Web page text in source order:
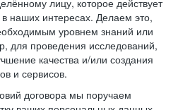
лицу, которое действует
наших интересах. Делаем это,
уровнем знаний или
для проведения исследований,
качества и/или создания
и сервисов.
договора мы поручаем